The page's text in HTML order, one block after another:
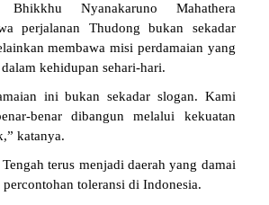
Bhikkhu Nyanakaruno Mahathera
perjalanan Thudong bukan sekadar
membawa misi perdamaian yang
kehidupan sehari-hari.
ini bukan sekadar slogan. Kami
benar dibangun melalui kekuatan
katanya.
terus menjadi daerah yang damai
toleransi di Indonesia.